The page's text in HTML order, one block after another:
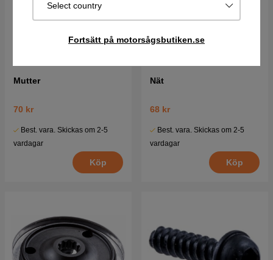
Select country
Fortsätt på motorsågsbutiken.se
Mutter
70 kr
Best. vara. Skickas om 2-5
vardagar
Köp
Nät
68 kr
Best. vara. Skickas om 2-5
vardagar
Köp